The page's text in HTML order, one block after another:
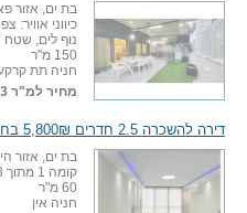
בת ים, אזור פארק הים, 4
כיווני אוויר:
נוף לים, שטח
150 מ"ר
חניה תת
מחיר למ"ר ₪
דירה להשכרה 2.5 חדרים 5,800₪ בחודש
בת ים, אזור הים, 2 חדרי שינה
קומה 1 מתוך 3, נוף לרחוב, שטח דירה
60 מ"ר
חניה אין